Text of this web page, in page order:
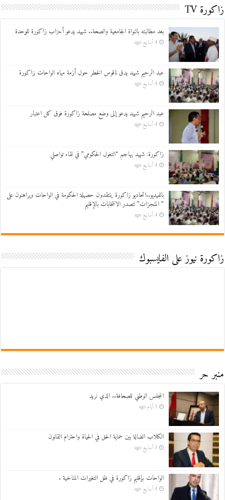
زاكورة TV
بعد مطالبته بالنواة الجامعية والصحة.. شهيد يدعو أحزاب زاكورة للوحدة
4 أسابيع ago
عبد الرحيم شهيد يدق ناقوس الخطر حول أزمة مياه الواحات بزاكورة
4 أسابيع ago
عبد الرحيم شهيد يدعو إلى وضع مصلحة زاكورة فوق كل اعتبار
4 أسابيع ago
زاكورة: شهيد يهاجم “التغول الحكومي” في لقاء تواصلي
4 أسابيع ago
بالفيديو..اتحاديو زاكورة ينتقدون حصيلة الحكومة في الواحات ويراهنون على
” المنجزات” لتصدر الانتخابات بالإقليم
4 أسابيع ago
زاكورة نيوز على الفايسبوك
منبر حر
المجلس الوطني للصحافة.. الذي نريد
3 أيام ago
الكلاب الضالة بين حماية الحق في الحياة واحترام القانون
3 أسابيع ago
الواحات بإقليم زاكورة في ظل التغيرات المناخية .
4 أسابيع ago